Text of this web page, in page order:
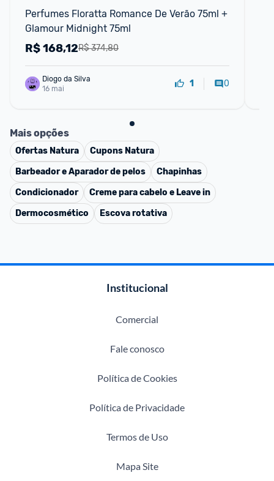
Perfumes Floratta Romance De Verão 75ml +
Glamour Midnight 75ml
R$ 374,80
R$168,12
Diogo da Silva
16 mai
1 0
Mais opções
Ofertas Natura Cupons Natura
Barbeador e Aparador de pelos
Chapinhas
Condicionador
Creme para cabelo e Leave in
Dermocosmético
Escova rotativa
Institucional
Comercial
Fale conosco
Política de Cookies
Política de Privacidade
Termos de Uso
Mapa Site